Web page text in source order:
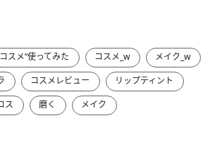
スメ”使ってみた コスメ_w
メイク_w
コスメレビュー
リップティント
ス 磨く メイク